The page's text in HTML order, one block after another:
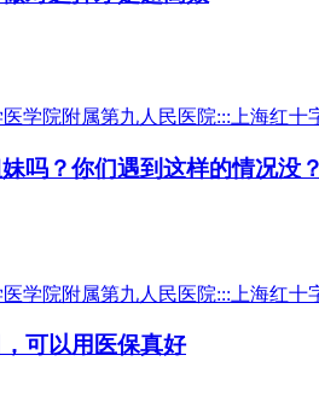
医学院附属第九人民医院:::上海红十
吗？你们遇到这样的情况没？
医学院附属第九人民医院:::上海红十
可以用医保真好